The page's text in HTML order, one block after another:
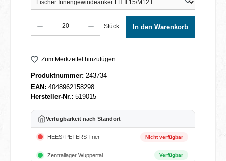
Stück In den Warenkorb
Zum Merkzettel hinzufügen
Produktnummer: 243734
EAN: 4048962158298
Hersteller-Nr.: 519015
Verfügbarkeit nach Standort
HEES+PETERS Trier Nicht verfügbar
Zentrallager Wuppertal Verfügbar